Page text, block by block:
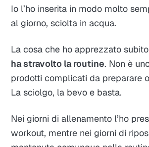
Io l’ho inserita in modo molto
al giorno, sciolta in acqua.
La cosa che ho apprezzato
ha stravolto la routine. Non è
prodotti complicati da preparare
La sciolgo, la bevo e basta.
Nei giorni di allenamento l’ho
workout, mentre nei giorni di